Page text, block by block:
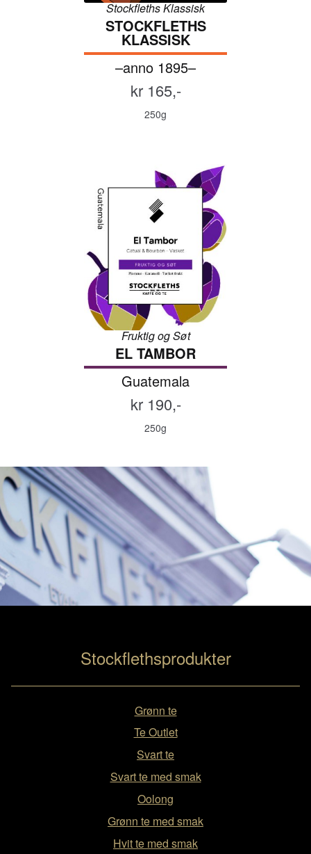
Stockfleths Klassisk
STOCKFLETHS
KLASSISK
–anno 1895–
kr 165,-
250g
Fruktig og Søt
EL TAMBOR
Guatemala
kr 190,-
250g
Stockflethsprodukter
Grønn te
Te Outlet
Svart te
Svart te med smak
Oolong
Grønn te med smak
Hvit te med smak